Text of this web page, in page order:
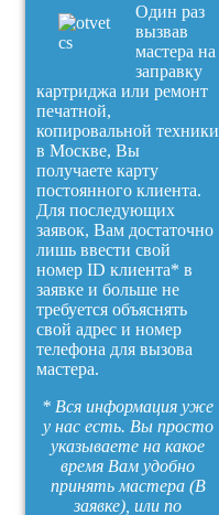
Один раз
вызвав
мастера на
заправку
картриджа или ремонт
печатной,
копировальной техники
в Москве, Вы
получаете карту
постоянного клиента.
Для последующих
заявок, Вам достаточно
лишь ввести свой
номер ID клиента* в
заявке и больше не
требуется объяснять
свой адрес и номер
телефона для вызова
мастера.
* Вся информация уже
у нас есть. Вы просто
указываете на какое
время Вам удобно
принять мастера (В
заявке), или по